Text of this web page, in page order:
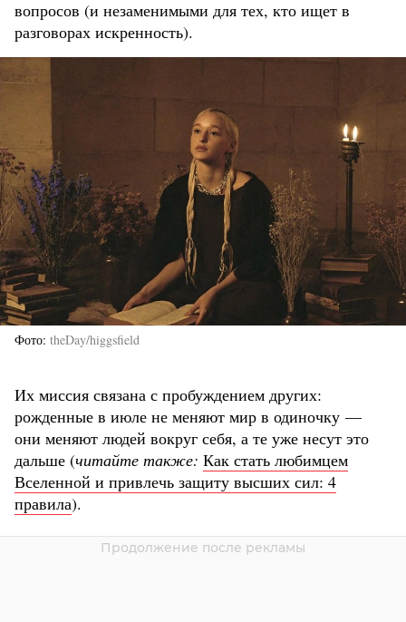
вопросов (и незаменимыми для тех, кто ищет в
разговорах искренность).
Фото theDay/higgsfield
Их миссия связана с пробуждением других:
рожденные в июле не меняют мир в одиночку —
они меняют людей вокруг себя, а те уже несут это
дальше (читайте также: Как стать любимцем
Вселенной и привлечь защиту высших сил: 4
правила).